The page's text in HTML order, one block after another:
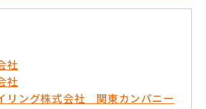
社
社
リング株式会社 関東カンパニー